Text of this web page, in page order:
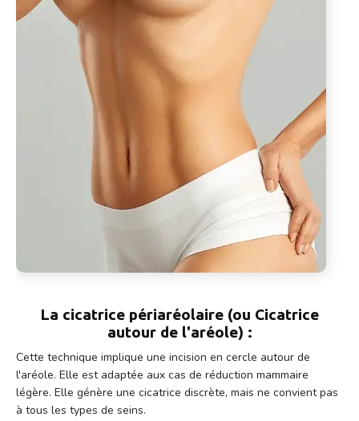
La cicatrice périaréolaire (ou Cicatrice
autour de l'aréole) :
Cette technique implique une incision en cercle autour de
l'aréole. Elle est adaptée aux cas de réduction mammaire
légère. Elle génère une cicatrice discrète, mais ne convient pas
à tous les types de seins.